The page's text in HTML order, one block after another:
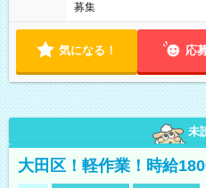
募集
気になる！ 応
未
大田区！軽作業！時給